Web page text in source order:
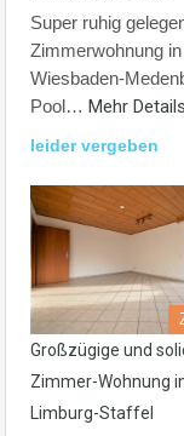
Super ruhig
Zimmerwohnung in
Wiesbaden-
Pool… Mehr Details
leider vergeben
Großzügige und
Zimmer-Wohnung
Limburg-Staffel